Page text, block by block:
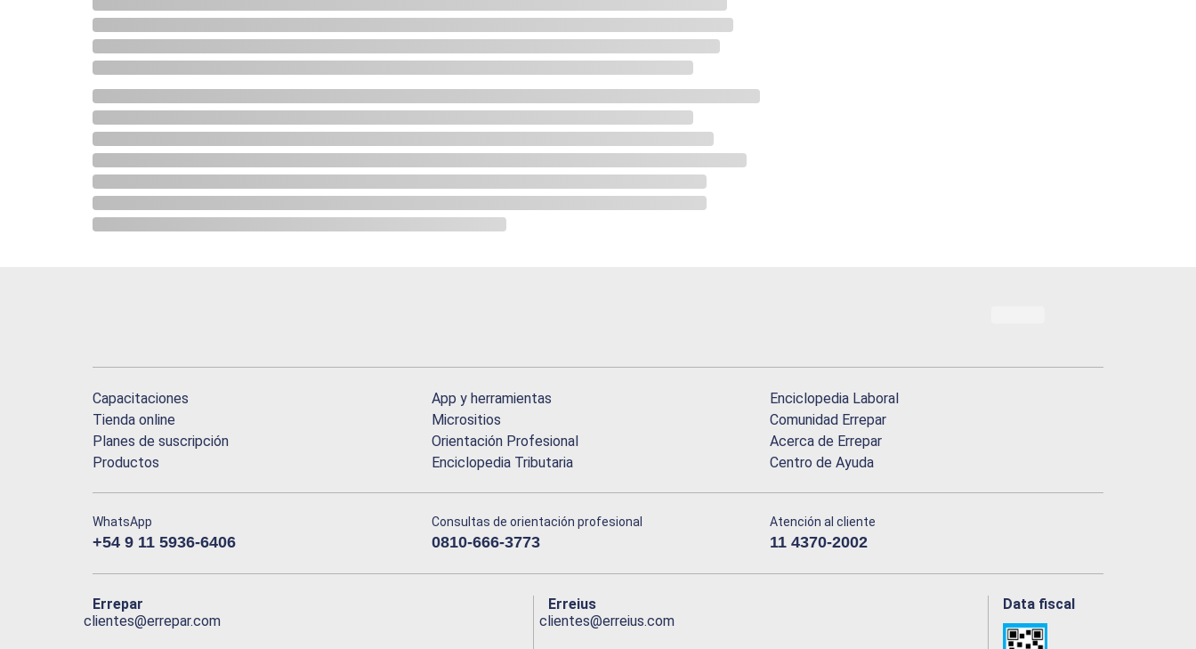
Capacitaciones
Tienda online
Planes de suscripción
Productos
App y herramientas
Micrositios
Orientación Profesional
Enciclopedia Tributaria
Enciclopedia Laboral
Comunidad Errepar
Acerca de Errepar
Centro de Ayuda
WhatsApp
+54 9 11 5936-6406
Consultas de orientación profesional
0810-666-3773
Atención al cliente
11 4370-2002
Errepar
clientes@errepar.com
Erreius
clientes@erreius.com
Data fiscal